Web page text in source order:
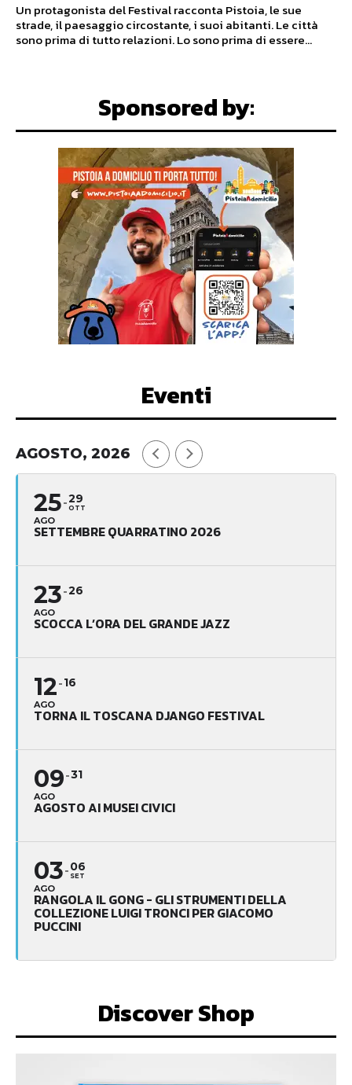
Un protagonista del Festival racconta Pistoia, le sue
strade, il paesaggio circostante, i suoi abitanti. Le città
sono prima di tutto relazioni. Lo sono prima di essere...
Sponsored by:
Eventi
AGOSTO, 2026
25
AGO
29
OTT
SETTEMBRE QUARRATINO 2026
23
AGO
26
SCOCCA L’ORA DEL GRANDE JAZZ
12
AGO
16
TORNA IL TOSCANA DJANGO FESTIVAL
09
AGO
31
AGOSTO AI MUSEI CIVICI
03
AGO
06
SET
RANGOLA IL GONG - GLI STRUMENTI DELLA
COLLEZIONE LUIGI TRONCI PER GIACOMO
PUCCINI
Discover Shop